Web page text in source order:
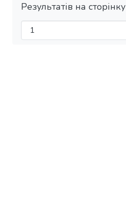
Результатів на сторінку